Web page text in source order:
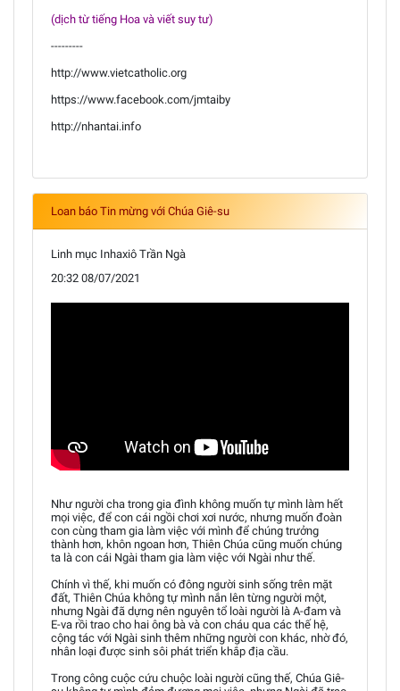
(dịch từ tiếng Hoa và viết suy tư)
---------
http://www.vietcatholic.org
https://www.facebook.com/jmtaiby
http://nhantai.info
Loan báo Tin mừng với Chúa Giê-su
Linh mục Inhaxiô Trần Ngà
20:32 08/07/2021
Như người cha trong gia đình không muốn tự mình làm hết
mọi việc, để con cái ngồi chơi xơi nước, nhưng muốn đoàn
con cùng tham gia làm việc với mình để chúng trưởng
thành hơn, khôn ngoan hơn, Thiên Chúa cũng muốn chúng
ta là con cái Ngài tham gia làm việc với Ngài như thế.
Chính vì thế, khi muốn có đông người sinh sống trên mặt
đất, Thiên Chúa không tự mình nắn lên từng người một,
nhưng Ngài đã dựng nên nguyên tổ loài người là A-đam và
E-va rồi trao cho hai ông bà và con cháu qua các thế hệ,
cộng tác với Ngài sinh thêm những người con khác, nhờ đó,
nhân loại được sinh sôi phát triển khắp địa cầu.
Trong công cuộc cứu chuộc loài người cũng thế, Chúa Giê-